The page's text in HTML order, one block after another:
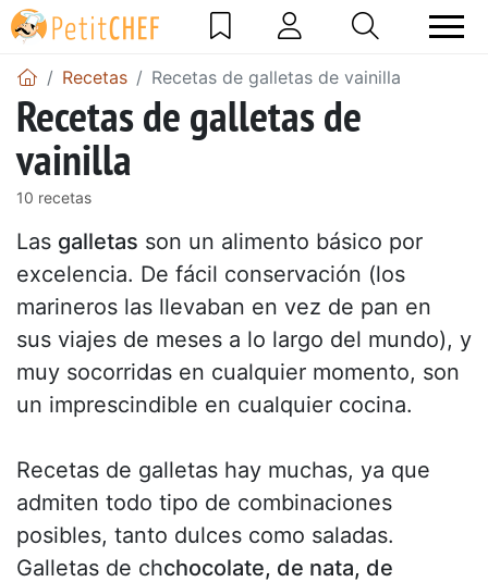
Recetas Recetas de galletas de vainilla
Recetas de galletas de
vainilla
10 recetas
Las galletas son un alimento básico por
excelencia. De fácil conservación (los
marineros las llevaban en vez de pan en
sus viajes de meses a lo largo del mundo), y
muy socorridas en cualquier momento, son
un imprescindible en cualquier cocina.
Recetas de galletas hay muchas, ya que
admiten todo tipo de combinaciones
posibles, tanto dulces como saladas.
Galletas de chchocolate, de nata, de